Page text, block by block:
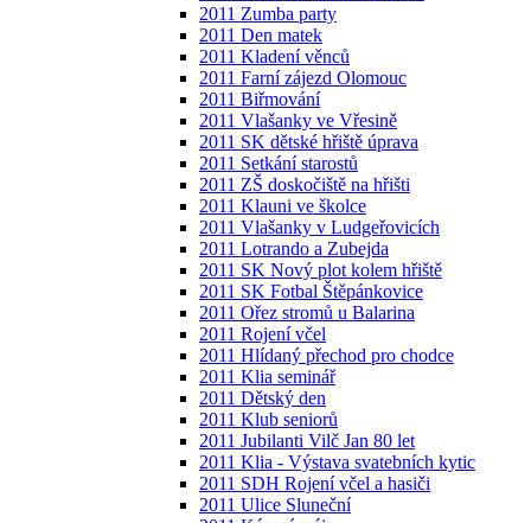
2011 Zumba party
2011 Den matek
2011 Kladení věnců
2011 Farní zájezd Olomouc
2011 Biřmování
2011 Vlašanky ve Vřesině
2011 SK dětské hřiště úprava
2011 Setkání starostů
2011 ZŠ doskočiště na hřišti
2011 Klauni ve školce
2011 Vlašanky v Ludgeřovicích
2011 Lotrando a Zubejda
2011 SK Nový plot kolem hřiště
2011 SK Fotbal Štěpánkovice
2011 Ořez stromů u Balarina
2011 Rojení včel
2011 Hlídaný přechod pro chodce
2011 Klia seminář
2011 Dětský den
2011 Klub seniorů
2011 Jubilanti Vilč Jan 80 let
2011 Klia - Výstava svatebních kytic
2011 SDH Rojení včel a hasiči
2011 Ulice Sluneční